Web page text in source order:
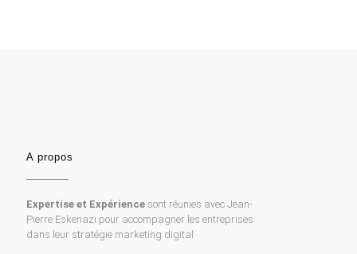
A propos
Expertise et Expérience sont réunies avec Jean-
Pierre Eskenazi pour accompagner les entreprises
dans leur stratégie marketing digital